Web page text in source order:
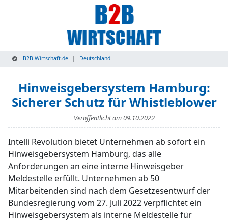
B2B-Wirtschaft.de Deutschland
Hinweisgebersystem Hamburg:
Sicherer Schutz für Whistleblower
Veröffentlicht am09.10.2022
Intelli Revolution bietet Unternehmen ab sofort ein
Hinweisgebersystem Hamburg, das alle
Anforderungen an eine interne Hinweisgeber
Meldestelle erfüllt. Unternehmen ab 50
Mitarbeitenden sind nach dem Gesetzesentwurf der
Bundesregierung vom 27. Juli 2022 verpflichtet ein
Hinweisgebersystem als interne Meldestelle für